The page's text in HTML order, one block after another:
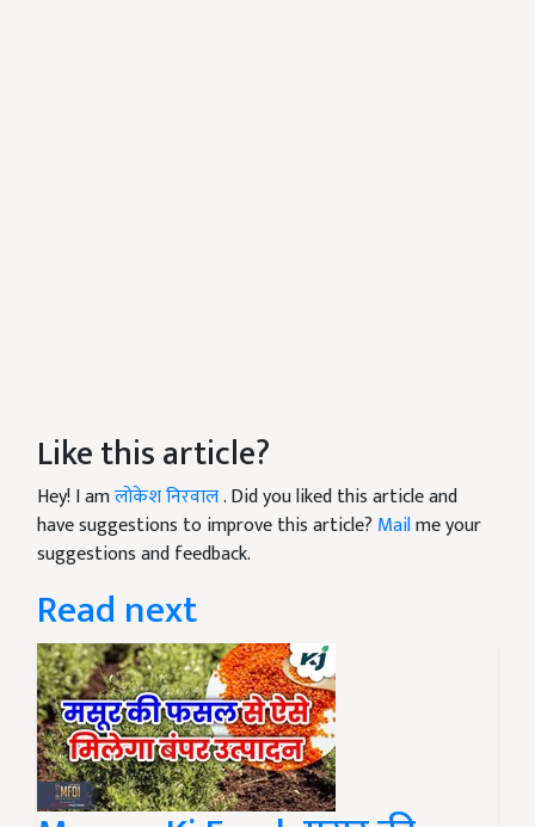
Like this article?
Hey! I amलोकेश निरवाल. Did you liked this article and
have suggestions to improve this article? Mailme your
suggestions and feedback.
Read next